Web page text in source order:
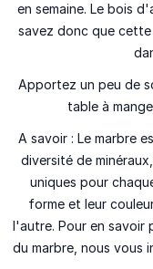
en semaine. Le bois
savez donc que cette
Apportez un peu de
table à
A savoir : Le marbre
diversité de
uniques pour
forme et leur
l'autre. Pour en savoir
du marbre, nous vous